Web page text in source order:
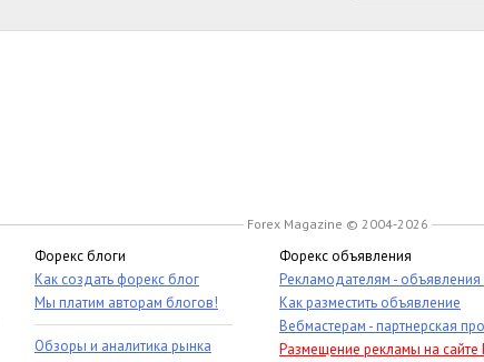
Forex Magazine © 2004-2026
Форекс блоги
Как создать форекс блог
Мы платим авторам блогов!
Обзоры и аналитика рынка
Форекс объявления
Рекламодателям -
Как разместить объявление
Вебмастерам - партнерская
Размещение рекламы на сайте